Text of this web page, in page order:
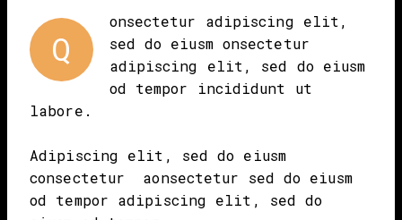
Q
onsectetur adipiscing elit,
sed do eiusm onsectetur
adipiscing elit, sed do eiusm
od tempor incididunt ut
labore.
Adipiscing elit, sed do eiusm
consectetur aonsectetur sed do eiusm
od tempor adipiscing elit, sed do